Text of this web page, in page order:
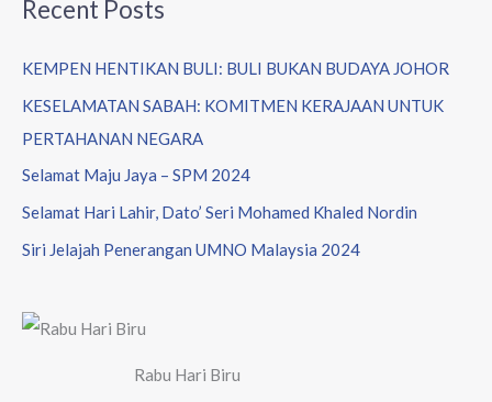
Recent Posts
KEMPEN HENTIKAN BULI: BULI BUKAN BUDAYA JOHOR
KESELAMATAN SABAH: KOMITMEN KERAJAAN UNTUK
PERTAHANAN NEGARA
Selamat Maju Jaya – SPM 2024
Selamat Hari Lahir, Dato’ Seri Mohamed Khaled Nordin
Siri Jelajah Penerangan UMNO Malaysia 2024
Rabu Hari Biru